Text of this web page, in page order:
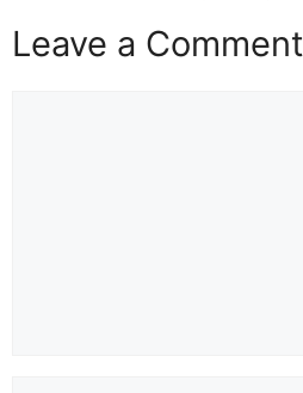
Leave a Comment